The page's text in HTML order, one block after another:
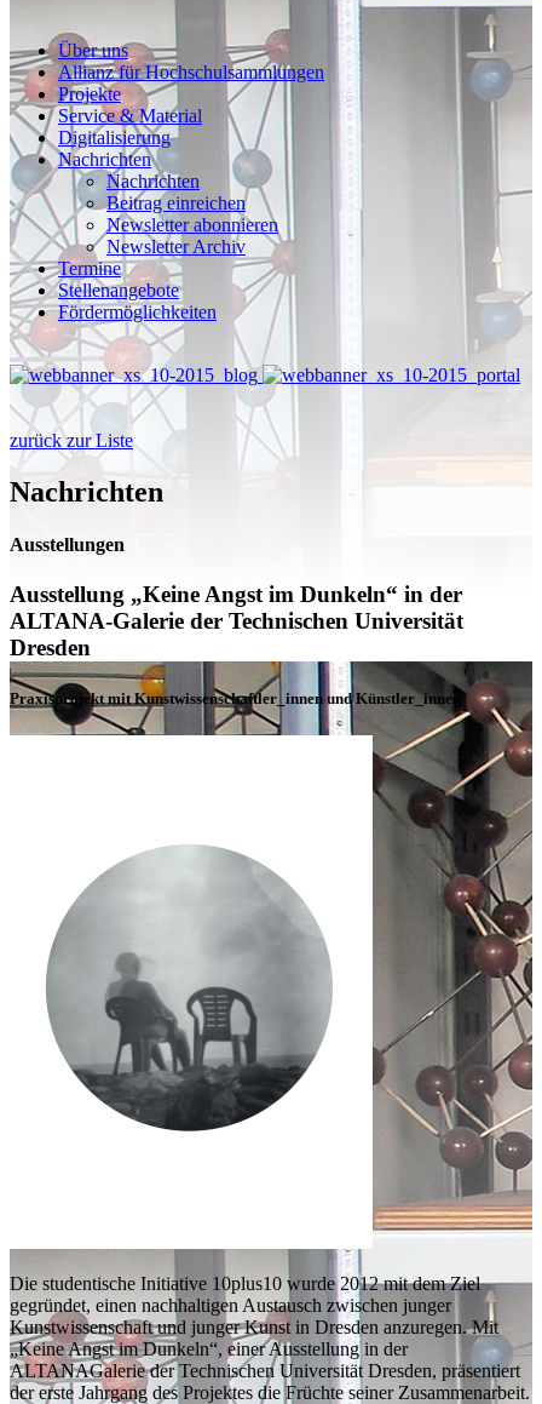
Über uns
Allianz für Hochschulsammlungen
Projekte
Service & Material
Digitalisierung
Nachrichten
Nachrichten
Beitrag einreichen
Newsletter abonnieren
Newsletter Archiv
Termine
Stellenangebote
Fördermöglichkeiten
zurück zur Liste
Nachrichten
Ausstellungen
Ausstellung „Keine Angst im Dunkeln“ in der
ALTANA-Galerie der Technischen Universität
Dresden
Praxisprojekt mit Kunstwissenschaftler_innen und Künstler_innen
Die studentische Initiative 10plus10 wurde 2012 mit dem Ziel
gegründet, einen nachhaltigen Austausch zwischen junger
Kunstwissenschaft und junger Kunst in Dresden anzuregen. Mit
„Keine Angst im Dunkeln“, einer Ausstellung in der
ALTANAGalerie der Technischen Universität Dresden, präsentiert
der erste Jahrgang des Projektes die Früchte seiner Zusammenarbeit.